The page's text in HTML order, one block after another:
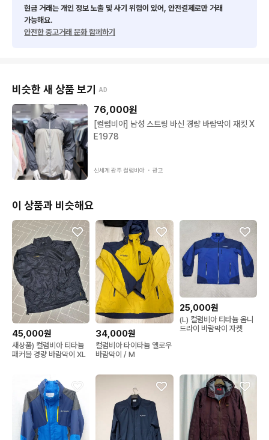
현금 거래는 개인 정보 노출 및 사기 위험이 있어, 안전결제로만 거래
가능해요.
안전한 중고거래 문화 함께하기
비슷한 새 상품 보기 AD
76,000원
[컬럼비아] 남성 스트링 바신 경량 바람막이 재킷 X
E1978
신세계 광주 컬럼비아 ・ 광고
이 상품과 비슷해요
45,000원
새상품) 컬럼비아 티타늄
패커블 경량 바람막이 XL
34,000원
컬럼비아 타이타늄 옐로우
바람막이 / M
25,000원
(L) 컬럼비아 티타늄 옴니
드라이 바람막이 자켓